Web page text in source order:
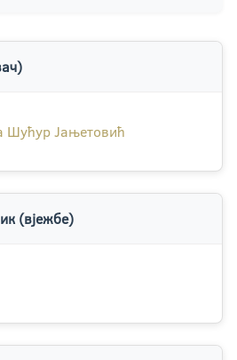
Шућур Јањетовић
(вјежбе)